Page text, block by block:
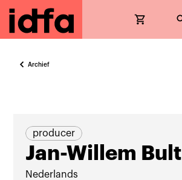
Archief
producer
Jan-Willem Bult
Nederlands